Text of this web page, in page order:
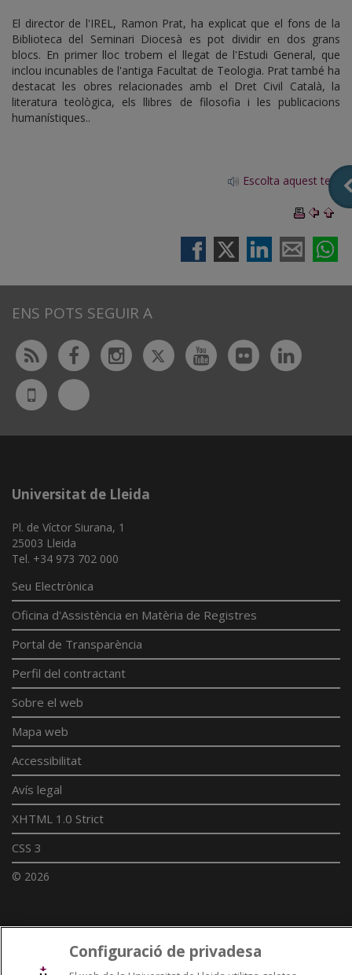
El director de l'IREL, Ramon Prat, ha explicat que el fons de la
Biblioteca del Seminari Diocesà es pot dividir en dos grans
blocs. En primer lloc trobem el llegat de l'Estudi General, que
inclou incunables de l'antiga Facultat de Teologia. Prat també ha
destacat les obres relacionades amb el Dret Civil Català, la
literatura teològica, els llibres de filosofia i les publicacions
humanístiques..
Escolta aquest text
ENS POTS SEGUIR A
Rss FacebookInstagram
TwitterYoutubeFlickr
UdL
App
Bluesky
Universitat de Lleida
Pl. de Víctor Siurana, 1
25003 Lleida
Tel. +34 973 702 000
Seu Electrònica
Oficina d'Assistència en Matèria de Registres
Portal de Transparència
Perfil del contractant
Sobre el web
Mapa web
Accessibilitat
Avís legal
XHTML 1.0 Strict
CSS 3
© 2026
Configuració de privadesa